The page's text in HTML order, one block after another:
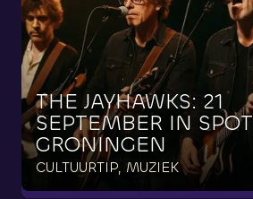
THE JAYHAWKS: 21
SEPTEMBER IN SPOT
GRONINGEN
CULTUURTIP, MUZIEK